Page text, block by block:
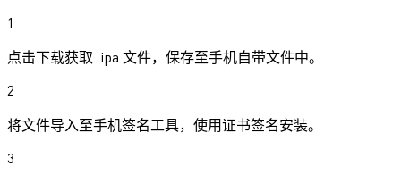
1
点击下载获取 .ipa 文件，保存至手机自带文件中。
2
将文件导入至手机签名工具，使用证书签名安装。
3